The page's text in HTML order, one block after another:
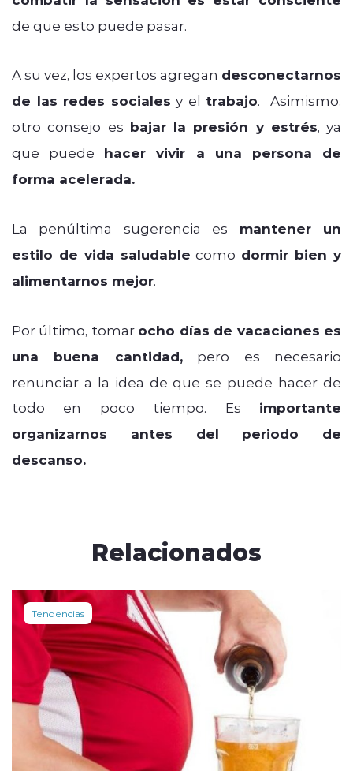
de que esto puede pasar.
A su vez, los expertos agregan desconectarnos
de las redes sociales y el trabajo. Asimismo,
otro consejo es bajar la presión y estrés, ya
que puede hacer vivir a una persona de
forma acelerada.
La penúltima sugerencia es mantener un
estilo de vida saludable como dormir bien y
alimentarnos mejor.
Por último, tomar ocho días de vacaciones es
una buena cantidad,pero es necesario
renunciar a la idea de que se puede hacer de
todo en poco tiempo. Es importante
organizarnos antes del periodo de
descanso.
Relacionados
Tendencias